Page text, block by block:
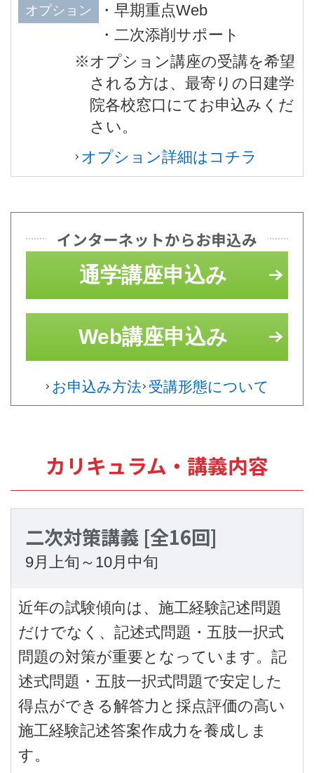
オプション
・早期重点Web
・二次添削サポート
※オプション講座の受講を希望
される方は、最寄りの日建学
院各校窓口にてお申込みくだ
さい。
オプション詳細はコチラ
インターネットからお申込み
通学講座申込み
Web講座申込み
お申込み方法 受講形態について
カリキュラム・講義内容
二次対策講義 [全16回]
9月上旬～10月中旬
近年の試験傾向は、施工経験記述問題
だけでなく、記述式問題・五肢一択式
問題の対策が重要となっています。記
述式問題・五肢一択式問題で安定した
得点ができる解答力と採点評価の高い
施工経験記述答案作成力を養成しま
す。